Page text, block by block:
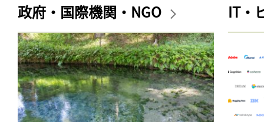
政府・国際機関・NGO IT・